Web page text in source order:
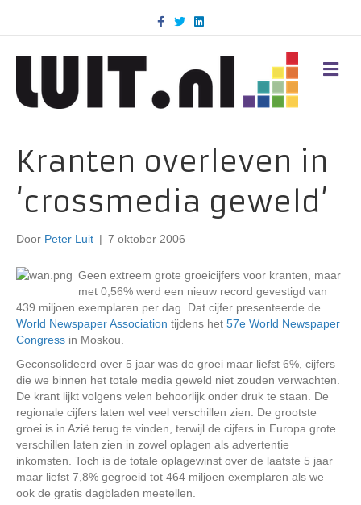
c
k
T
w
i
n
d
M
E
Kranten overleven in
‘crossmedia geweld’
Door Peter Luit | 7 oktober 2006
Geen extreem grote groeicijfers voor kranten, maar
met 0,56% werd een nieuw record gevestigd van
439 miljoen exemplaren per dag. Dat cijfer presenteerde de
World Newspaper Association tijdens het 57e World Newspaper
Congress in Moskou.
Geconsolideerd over 5 jaar was de groei maar liefst 6%, cijfers
die we binnen het totale media geweld niet zouden verwachten.
De krant lijkt volgens velen behoorlijk onder druk te staan. De
regionale cijfers laten wel veel verschillen zien. De grootste
groei is in Azië terug te vinden, terwijl de cijfers in Europa grote
verschillen laten zien in zowel oplagen als advertentie
inkomsten. Toch is de totale oplagewinst over de laatste 5 jaar
maar liefst 7,8% gegroeid tot 464 miljoen exemplaren als we
ook de gratis dagbladen meetellen.